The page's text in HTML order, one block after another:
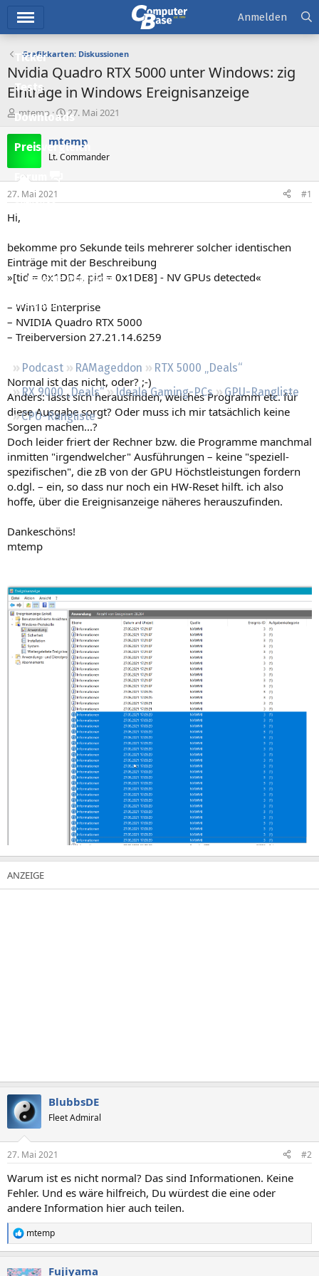
Ticker
Tests
Downloads
Preisvergleich
Forum
Aktuelles
Neue Beiträge
Neueste Aktivitäten
Leserartikel
Regeln
Podcast RAMageddon
RTX 5000 „Deals“
RX 9000 „Deals“
Ideale Gaming-PCs
GPU-Rangliste
CPU-Rangliste
Anmelden
Grafikkarten: Diskussionen
Nvidia Quadro RTX 5000 unter Windows: zig
Einträge in Windows Ereignisanzeige
E
r
s
t
e
mtemp
E
r
s
e
t
27. Mai 2021
mtemp
Lt. Commander
27. Mai 2021 #1
Hi,
bekomme pro Sekunde teils mehrerer solcher identischen
Einträge mit der Beschreibung
»[tid = 0x1DD4, pid = 0x1DE8] - NV GPUs detected«
– Win10 Enterprise
– NVIDIA Quadro RTX 5000
– Treiberversion 27.21.14.6259
Normal ist das nicht, oder? ;-)
Anders: lässt sich herausfinden, welches Programm etc. für
diese Ausgabe sorgt? Oder muss ich mir tatsächlich keine
Sorgen machen...?
Doch leider friert der Rechner bzw. die Programme manchmal
inmitten "irgendwelcher" Ausführungen – keine "speziell-
spezifischen", die zB von der GPU Höchstleistungen fordern
o.dgl. – ein, so dass nur noch ein HW-Reset hilft. ich also
hoffe, über die Ereignisanzeige näheres herauszufinden.
Dankeschöns!
mtemp
BlubbsDE
Fleet Admiral
27. Mai 2021 #2
Warum ist es nicht normal? Das sind Informationen. Keine
Fehler. Und es wäre hilfreich, Du würdest die eine oder
andere Information hier auch teilen.
R
e
k
mtemp
Fujiyama